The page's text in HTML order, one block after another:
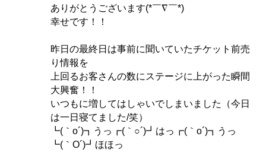
ありがとうございます(*￣∇￣*)
幸せです！！
昨日の最終日は事前に聞いていたチケット前売
り情報を
上回るお客さんの数にステージに上がった瞬間
大興奮！！
いつもに増してはしゃいでしまいました（今日
は一日寝てました/笑）
┗(｀o´)┓うっ┏(｀○´)┛はっ┏(｀o´)┓うっ
┗(｀O´)┛ほほっ